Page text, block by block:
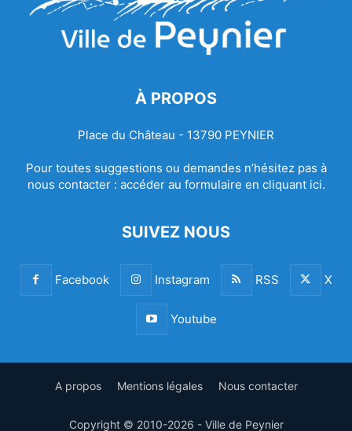
À PROPOS
Place du Château - 13790 PEYNIER
Pour toutes suggestions ou demandes n’hésitez pas à
nous contacter : accéder au formulaire en cliquant ici.
SUIVEZ NOUS
Facebook Instagram RSS X
Youtube
A propos Mentions légales Nous contacter
Copyright © 2010-2026 - Ville de Peynier